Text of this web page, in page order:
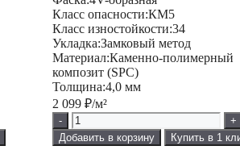
Класс опасности:КМ5
Класс изностойкости:34
Укладка:Замковый метод
Материал:Каменно-полимерный
композит (SPC)
Толщина:4,0 мм
2 099 ₽/м²
-
+
Добавить в корзину
Купить в 1